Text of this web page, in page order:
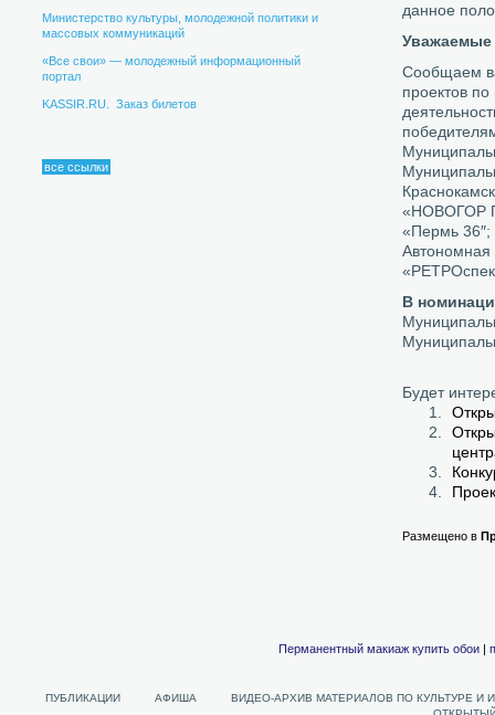
Министерство культуры, молодежной политики и
массовых коммуникаций
«Все свои» — молодежный информационный
портал
KASSIR.RU. Заказ билетов
все ссылки
данное
Уважаемые
Сообщаем
проектов
«НОВОГОР
«Пермь 36″;
Автономная
В
Будет
Размещено в
Перманентный макиаж купить обои |
ПУБЛИКАЦИИ АФИША
ВИДЕО-АРХИВ МАТЕРИАЛОВ ПО КУЛЬТУРЕ И